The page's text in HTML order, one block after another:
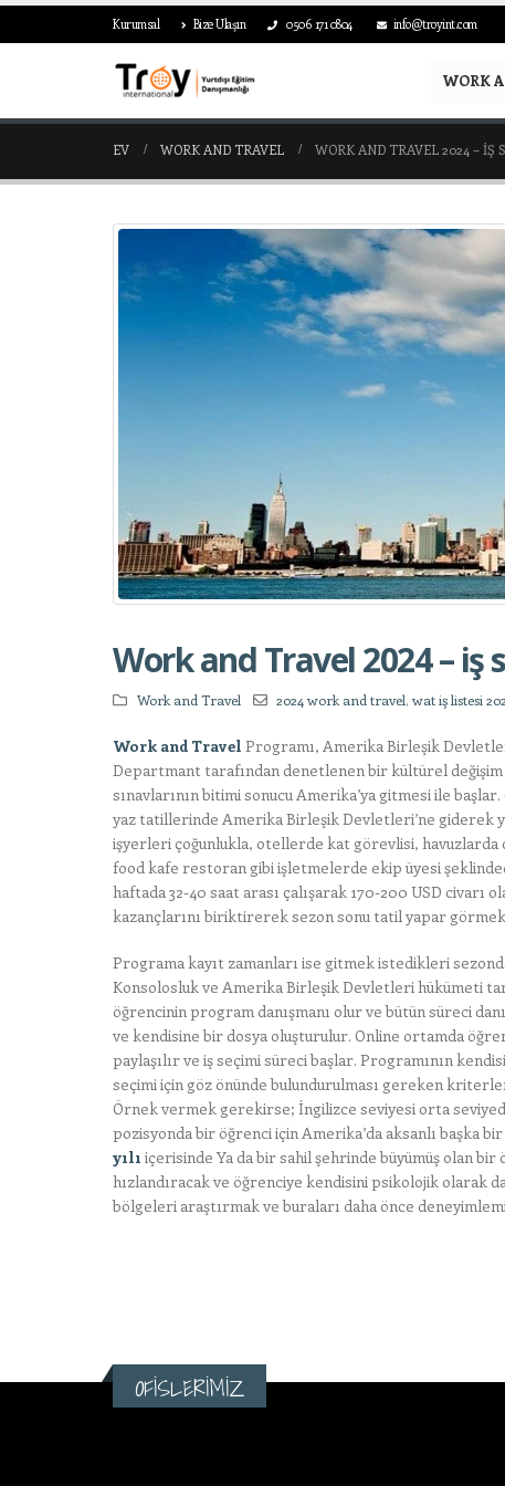
Kurumsal Bize Ulaşın 0506 171 0804 info@troyint.com
WORK
EV WORK AND TRAVEL WORK AND TRAVEL 2024 – IŞ
Work and Travel 2024 – iş
Work and Travel 2024 work and travel,wat iş listesi
Work and Travel Programı, Amerika Birleşik
Departmant tarafından denetlenen bir kültürel
sınavlarının bitimi sonucu Amerika’ya gitmesi ile
yaz tatillerinde Amerika Birleşik Devletleri’ne giderek
işyerleri çoğunlukla, otellerde kat görevlisi, havuzlarda
food kafe restoran gibi işletmelerde ekip üyesi
haftada 32-40 saat arası çalışarak 170-200 USD civarı
kazançlarını biriktirerek sezon sonu tatil yapar
Programa kayıt zamanları ise gitmek istedikleri
Konsolosluk ve Amerika Birleşik Devletleri hükümeti
öğrencinin program danışmanı olur ve bütün süreci
ve kendisine bir dosya oluşturulur. Online ortamda
paylaşılır ve iş seçimi süreci başlar. Programının
seçimi için göz önünde bulundurulması gereken
Örnek vermek gerekirse; İngilizce seviyesi orta
pozisyonda bir öğrenci için Amerika’da aksanlı başka
yılı içerisinde Ya da bir sahil şehrinde büyümüş olan
hızlandıracak ve öğrenciye kendisini psikolojik olarak
bölgeleri araştırmak ve buraları daha önce
OFİSLERİMİZ